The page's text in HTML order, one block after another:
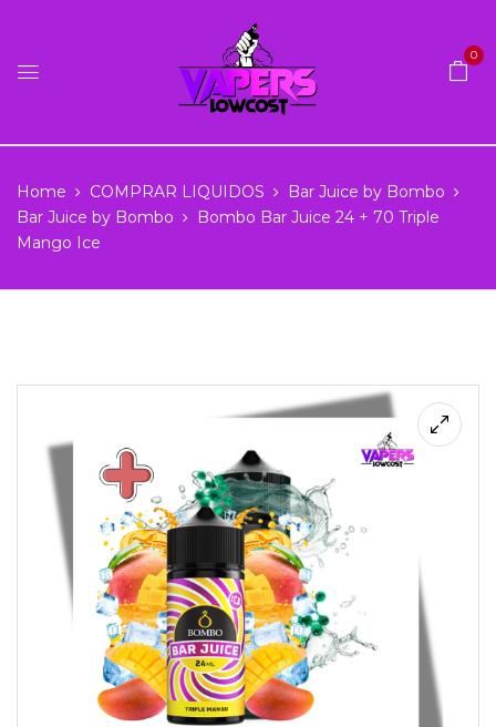
0
Home COMPRAR LIQUIDOS
Bar Juice by Bombo
Bar Juice by Bombo
Bombo Bar Juice 24 + 70 Triple
Mango Ice